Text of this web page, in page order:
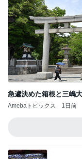
急遽決めた箱根と三嶋
Amebaトピックス 1日前